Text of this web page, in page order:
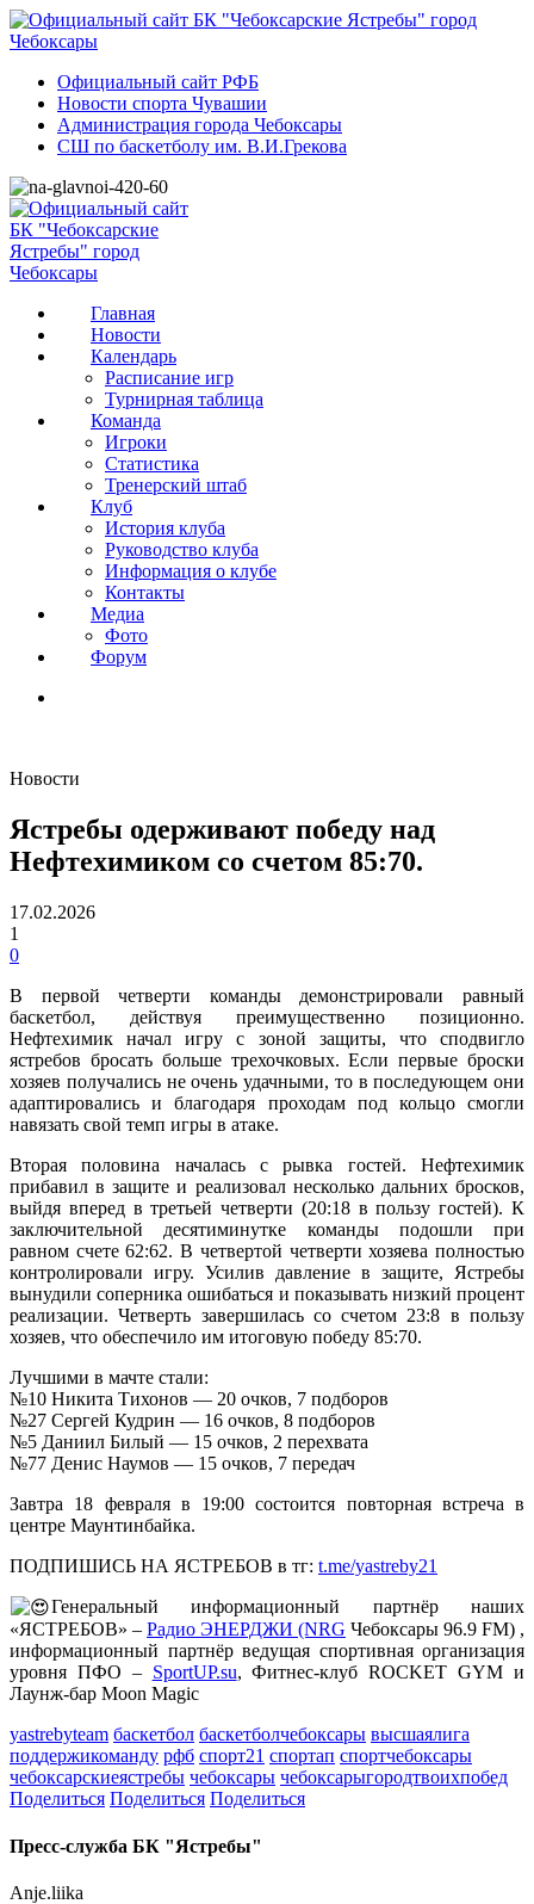
Официальный сайт РФБ
Новости спорта Чувашии
Администрация города Чебоксары
СШ по баскетболу им. В.И.Грекова
Главная
Новости
Календарь
Расписание игр
Турнирная таблица
Команда
Игроки
Статистика
Тренерский штаб
Клуб
История клуба
Руководство клуба
Информация о клубе
Контакты
Медиа
Фото
Форум
Новости
Ястребы одерживают победу над
Нефтехимиком со счетом 85:70.
17.02.2026
1
0
В первой четверти команды демонстрировали равный
баскетбол, действуя преимущественно позиционно.
Нефтехимик начал игру с зоной защиты, что сподвигло
ястребов бросать больше трехочковых. Если первые броски
хозяев получались не очень удачными, то в последующем они
адаптировались и благодаря проходам под кольцо смогли
навязать свой темп игры в атаке.
Вторая половина началась с рывка гостей. Нефтехимик
прибавил в защите и реализовал несколько дальних бросков,
выйдя вперед в третьей четверти (20:18 в пользу гостей). К
заключительной десятиминутке команды подошли при
равном счете 62:62. В четвертой четверти хозяева полностью
контролировали игру. Усилив давление в защите, Ястребы
вынудили соперника ошибаться и показывать низкий процент
реализации. Четверть завершилась со счетом 23:8 в пользу
хозяев, что обеспечило им итоговую победу 85:70.
Лучшими в мачте стали:
№10 Никита Тихонов — 20 очков, 7 подборов
№27 Сергей Кудрин — 16 очков, 8 подборов
№5 Даниил Билый — 15 очков, 2 перехвата
№77 Денис Наумов — 15 очков, 7 передач
Завтра 18 февраля в 19:00 состоится повторная встреча в
центре Маунтинбайка.
ПОДПИШИСЬ НА ЯСТРЕБОВ в тг: t.me/yastreby21
Генеральный информационный партнёр наших
«ЯСТРЕБОВ» – Радио ЭНЕРДЖИ (NRG Чебоксары 96.9 FM) ,
информационный партнёр ведущая спортивная организация
уровня ПФО – SportUP.su, Фитнес-клуб ROCKET GYM и
Лаунж-бар Moon Magic
yastrebyteam баскетбол баскетболчебоксары высшаялига
поддержикоманду рфб спорт21 спортап спортчебоксары
чебоксарскиеястребы чебоксары чебоксарыгородтвоихпобед
Поделиться Поделиться Поделиться
Пресс-служба БК "Ястребы"
Anje.liika